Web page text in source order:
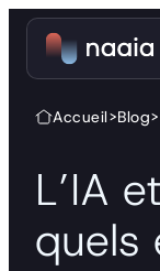
Aller au contenu
Accueil>Blog>
L’IA
quels